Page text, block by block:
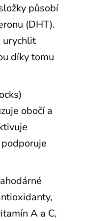
působí
(DHT).
urychlit
díky tomu
obočí a
A a C,